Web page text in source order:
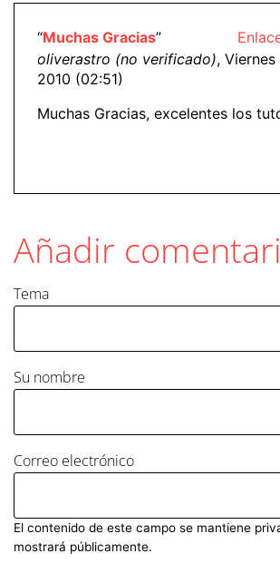
“Muchas Gracias”
oliverastro (no verificado),
2010 (02:51)
Muchas Gracias, excelentes los
Añadir
Tema
Su nombre
Correo electrónico
El contenido de este campo se mantiene
mostrará públicamente.